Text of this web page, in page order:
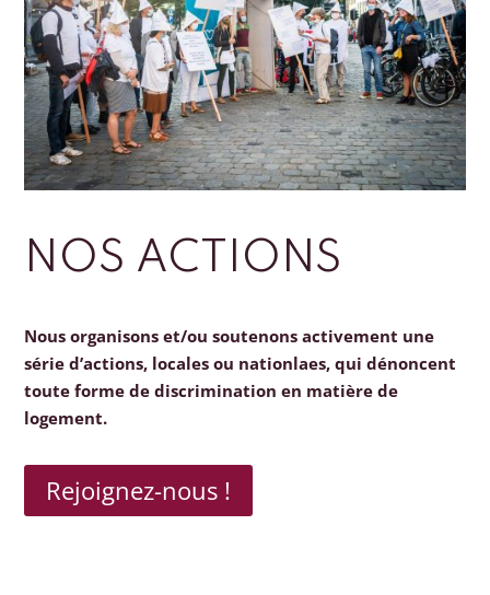
NOS ACTIONS
Nous organisons et/ou soutenons activement une
série d’actions, locales ou nationlaes, qui dénoncent
toute forme de discrimination en matière de
logement.
Rejoignez-nous !